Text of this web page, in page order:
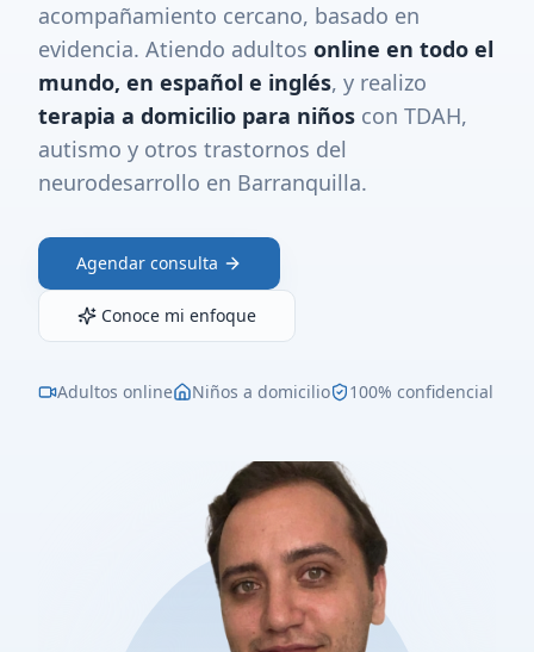
acompañamiento cercano, basado en
evidencia. Atiendo adultos online en todo el
mundo, en español e inglés, y realizo
terapia a domicilio para niños con TDAH,
autismo y otros trastornos del
neurodesarrollo en Barranquilla.
Agendar consulta
Conoce mi enfoque
Adultos online Niños a domicilio 100% confidencial